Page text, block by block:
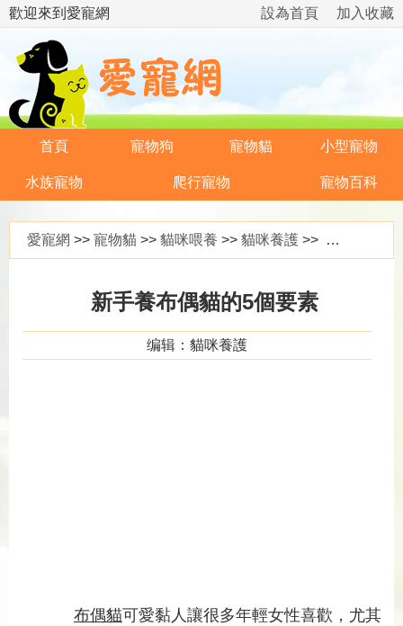
歡迎來到愛寵網 加入收藏
設為首頁
首頁 寵物狗 寵物貓 小型寵物
水族寵物 爬行寵物 寵物百科
愛寵網 >> 寵物貓 >> 貓咪喂養 >> 貓咪養護 >> 新手養布偶貓的5個要素
新手養布偶貓的5個要素
编辑：貓咪養護
布偶貓可愛黏人讓很多年輕女性喜歡，尤其